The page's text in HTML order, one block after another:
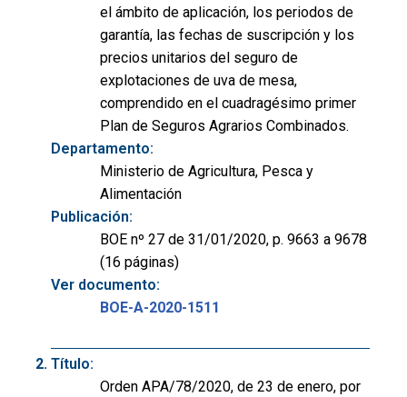
el ámbito de aplicación, los periodos de
garantía, las fechas de suscripción y los
precios unitarios del seguro de
explotaciones de uva de mesa,
comprendido en el cuadragésimo primer
Plan de Seguros Agrarios Combinados.
Departamento:
Ministerio de Agricultura, Pesca y
Alimentación
Publicación:
BOE nº 27 de 31/01/2020, p. 9663 a 9678
(16 páginas)
Ver documento:
BOE-A-2020-1511
Título:
Orden APA/78/2020, de 23 de enero, por